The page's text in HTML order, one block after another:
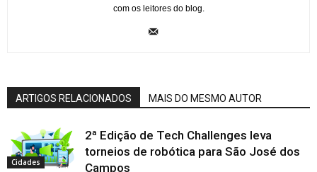
com os leitores do blog.
ARTIGOS RELACIONADOS MAIS DO MESMO AUTOR
Cidades
2ª Edição de Tech Challenges leva
torneios de robótica para São José dos
Campos